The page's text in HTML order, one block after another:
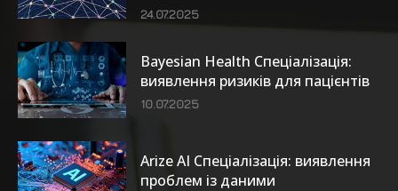
24.07.2025
Bayesian Health Спеціалізація:
виявлення ризиків для пацієнтів
10.07.2025
Arize AI Спеціалізація: виявлення
проблем із даними